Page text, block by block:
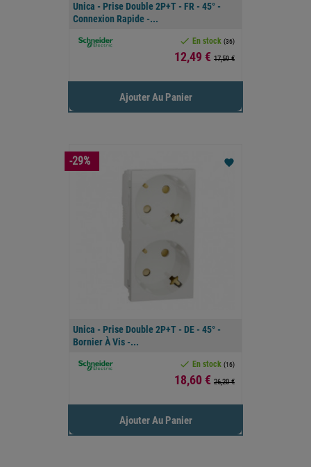
Unica - Prise Double 2P+T - FR - 45° -
Connexion Rapide -...
 En stock (36)
Prix
12,49 € 17,59 €
Ajouter Au Panier
Unica - Prise Double 2P+T - DE - 45° -
Bornier À Vis -...
 En stock (16)
Prix
18,60 € 26,20 €
favorite
Ajouter Au Panier
-29%